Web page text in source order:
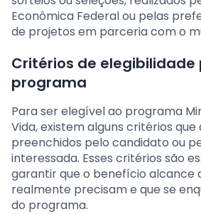
Econômica Federal ou pelas
de projetos em parceria com o
Critérios de elegibilidade
programa
Para ser elegível ao programa
Vida, existem alguns critérios
preenchidos pelo candidato ou
interessada. Esses critérios são
garantir que o benefício alcance
realmente precisam e que se
do programa.